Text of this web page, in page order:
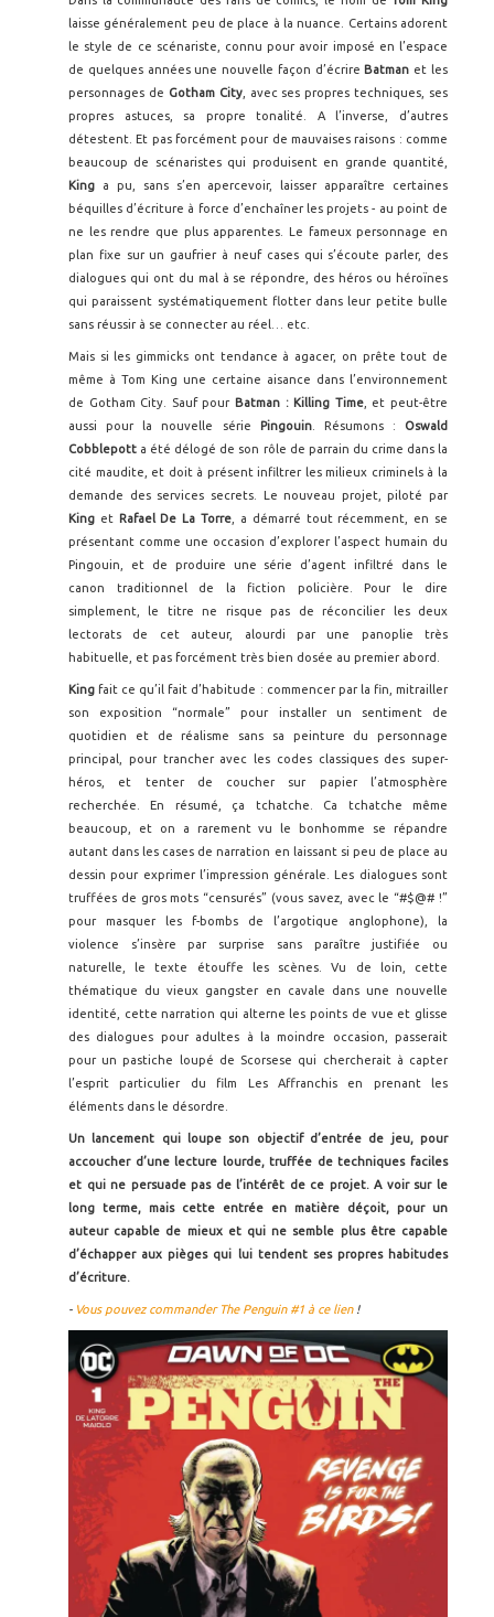
laisse généralement peu de place à la nuance. Certains adorent
le style de ce scénariste, connu pour avoir imposé en l’espace
de quelques années une nouvelle façon d’écrire Batman et les
personnages de Gotham City, avec ses propres techniques, ses
propres astuces, sa propre tonalité. A l’inverse, d’autres
détestent. Et pas forcément pour de mauvaises raisons : comme
beaucoup de scénaristes qui produisent en grande quantité,
King a pu, sans s’en apercevoir, laisser apparaître certaines
béquilles d’écriture à force d’enchaîner les projets - au point de
ne les rendre que plus apparentes. Le fameux personnage en
plan fixe sur un gaufrier à neuf cases qui s’écoute parler, des
dialogues qui ont du mal à se répondre, des héros ou héroïnes
qui paraissent systématiquement flotter dans leur petite bulle
sans réussir à se connecter au réel… etc.
Mais si les gimmicks ont tendance à agacer, on prête tout de
même à Tom King une certaine aisance dans l’environnement
de Gotham City. Sauf pour Batman : Killing Time, et peut-être
aussi pour la nouvelle série
Pingouin. Résumons : Oswald
Cobblepott a été délogé de son rôle de parrain du crime dans la
cité maudite, et doit à présent infiltrer les milieux criminels à la
demande des services secrets. Le nouveau projet, piloté par
King et Rafael De La Torre , a démarré tout récemment, en se
présentant comme une occasion d’explorer l’aspect humain du
Pingouin, et de produire une série d’agent infiltré dans le
canon traditionnel de la fiction policière. Pour le dire
simplement, le titre ne risque pas de réconcilier les deux
lectorats de cet auteur, alourdi par une panoplie très
habituelle, et pas forcément très bien dosée au premier abord.
Kingfait ce qu’il fait d’habitude : commencer par la fin, mitrailler
son exposition “normale” pour installer un sentiment de
quotidien et de réalisme sans sa peinture du personnage
principal, pour trancher avec les codes classiques des super-
héros, et tenter de coucher sur papier l’atmosphère
recherchée. En résumé, ça tchatche. Ca tchatche même
beaucoup, et on a rarement vu le bonhomme se répandre
autant dans les cases de narration en laissant si peu de place au
dessin pour exprimer l’impression générale. Les dialogues sont
truffées de gros mots “censurés” (vous savez, avec le “#$@# !”
pour masquer les f-bombs de l’argotique anglophone), la
violence s’insère par surprise sans paraître justifiée ou
naturelle, le texte étouffe les scènes. Vu de loin, cette
thématique du vieux gangster en cavale dans une nouvelle
identité, cette narration qui alterne les points de vue et glisse
des dialogues pour adultes à la moindre occasion, passerait
pour un pastiche loupé de Scorsese qui chercherait à capter
l’esprit particulier du film Les Affranchis en prenant les
éléments dans le désordre.
Un lancement qui loupe son objectif d’entrée de jeu, pour
accoucher d’une lecture lourde, truffée de techniques faciles
et qui ne persuade pas de l’intérêt de ce projet. A voir sur le
long terme, mais cette entrée en matière déçoit, pour un
auteur capable de mieux et qui ne semble plus être capable
d’échapper aux pièges qui lui tendent ses propres habitudes
d’écriture.
- Vous pouvez commander The Penguin #1 à ce lien!